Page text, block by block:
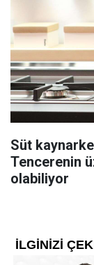
Süt
Tencerenin
olabiliyor